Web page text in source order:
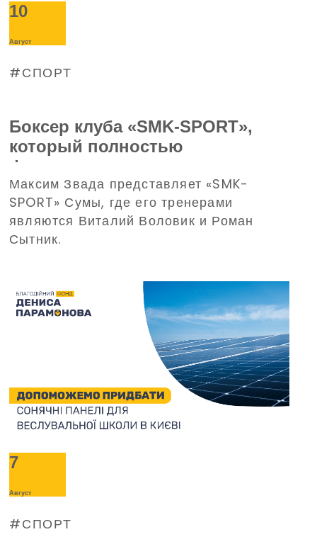
10
Август
СПОРТ
Боксер клуба «SMK-SPORT»,
который полностью
финансируется
Благотворительным фондом
Дениса Парамонова, завоевал
бронзу на Чемпионате Украины
по боксу среди юношей и
Максим Звада представляет «SMK-
SPORT» Сумы, где его тренерами
являются Виталий Воловик и Роман
Сытник.
7
Август
СПОРТ